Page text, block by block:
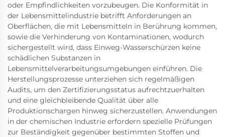
oder Empfindlichkeiten vorzubeugen. Die Konformität in
der Lebensmittelindustrie betrifft Anforderungen an
Oberflächen, die mit Lebensmitteln in Berührung kommen,
sowie die Verhinderung von Kontaminationen, wodurch
sichergestellt wird, dass Einweg-Wasserschürzen keine
schädlichen Substanzen in
Lebensmittelverarbeitungsumgebungen einführen. Die
Herstellungsprozesse unterziehen sich regelmäßigen
Audits, um den Zertifizierungsstatus aufrechtzuerhalten
und eine gleichbleibende Qualität über alle
Produktionschargen hinweg sicherzustellen. Anwendungen
in der chemischen Industrie erfordern spezielle Prüfungen
zur Beständigkeit gegenüber bestimmten Stoffen und